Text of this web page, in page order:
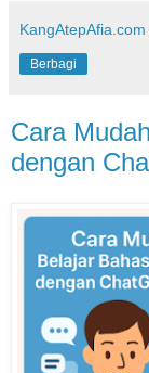
KangAtepAfia.com
Berbagi
Cara
dengan